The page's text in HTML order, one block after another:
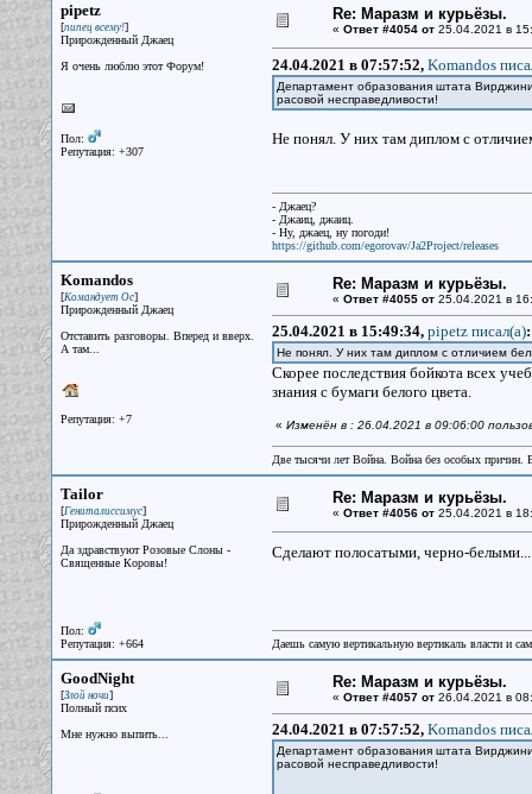
pipetz
[пипец всему!]
Прирожденный Джаец
Я очень люблю этот Форум!
Пол:
Репутация: +307
Re: Маразм и курьёзы.
« Ответ #4054 от25.04.2021 в
24.04.2021 в 07:57:52, Komandos
Департамент образования штата
расовой несправедливости!
Не понял. У них там диплом с
- Джаец?
- Джаиц, джаиц.
- Ну, джаец, ну погоди!
https://github.com/egorovav/Ja2Project/releases
Komandos
[Командует Ос]
Прирожденный Джаец
Отставить разговоры. Вперед и вверх.
А там...
Репутация: +7
Re: Маразм и курьёзы.
« Ответ #4055 от25.04.2021 в
25.04.2021 в 15:49:34, pipetz писал(a):
Не понял. У них там диплом с отличием
Скорее последствия бойкота всех
знания с бумаги белого цвета.
« Изменён в : 26.04.2021 в 09:06:00
Две тысячи лет Война. Война без особых
Tailor
[Гениталиссимус]
Прирожденный Джаец
Да здравствуют Розовые Слоны -
Священные Коровы!
Пол:
Репутация: +664
Re: Маразм и курьёзы.
« Ответ #4056 от25.04.2021 в
Сделают полосатыми, черно-
Даешь самую вертикальную вертикаль власти и
GoodNight
[Злой ночи]
Полный псих
Мне нужно выпить...
Re: Маразм и курьёзы.
« Ответ #4057 от26.04.2021 в
24.04.2021 в 07:57:52, Komandos
Департамент образования штата
расовой несправедливости!